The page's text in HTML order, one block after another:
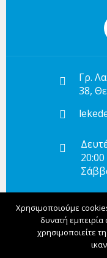
Γρ.
38,
20:00
© 2020
Χρησιμοποιούμε
δυνατή εμπειρία
χρησιμοποιείτε